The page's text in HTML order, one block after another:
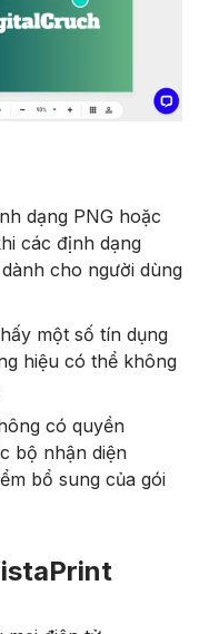
dạng PNG hoặc
các định dạng
cho người dùng
một số tín dụng
hiệu có thể không
có quyền
bộ nhận diện
bổ sung của gói